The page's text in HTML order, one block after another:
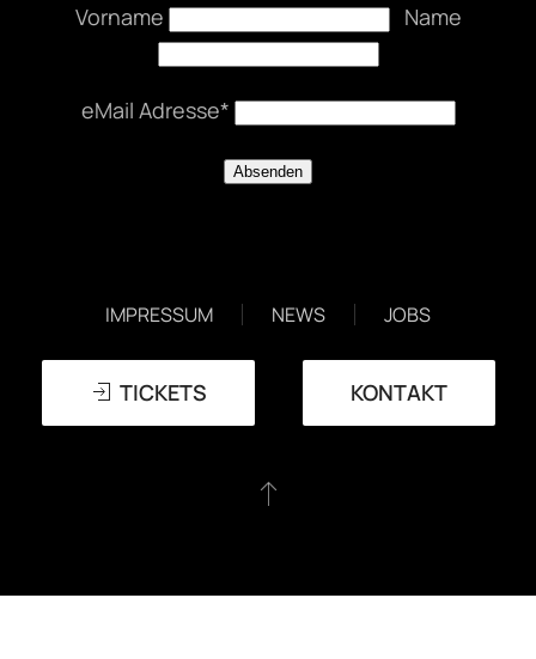
Vorname Name
eMail Adresse*
IMPRESSUM
NEWS JOBS
TICKETS KONTAKT